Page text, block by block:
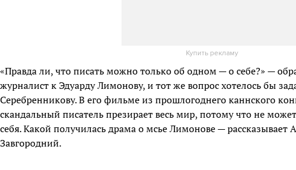
Купить рекламу
«Правда ли, что писать можно только об одном — о себе?» —
журналист к Эдуарду Лимонову, и тот же вопрос хотелось бы
Серебренникову. В его фильме из прошлогоднего каннского
скандальный писатель презирает весь мир, потому что не
себя. Какой получилась драма о мсье Лимонове — рассказывает
Завгородний.